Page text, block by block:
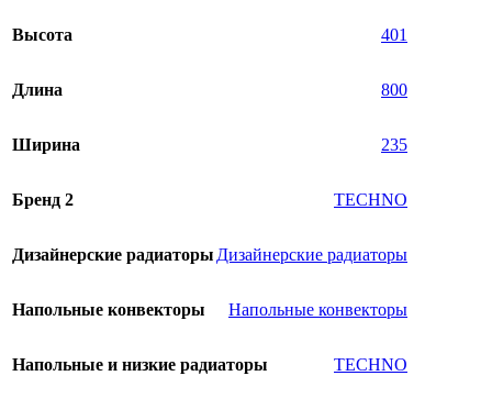
Высота 401
Длина 800
Ширина 235
Бренд 2 TECHNO
Дизайнерские радиаторы Дизайнерские радиаторы
Напольные конвекторы Напольные конвекторы
Напольные и низкие радиаторы TECHNO